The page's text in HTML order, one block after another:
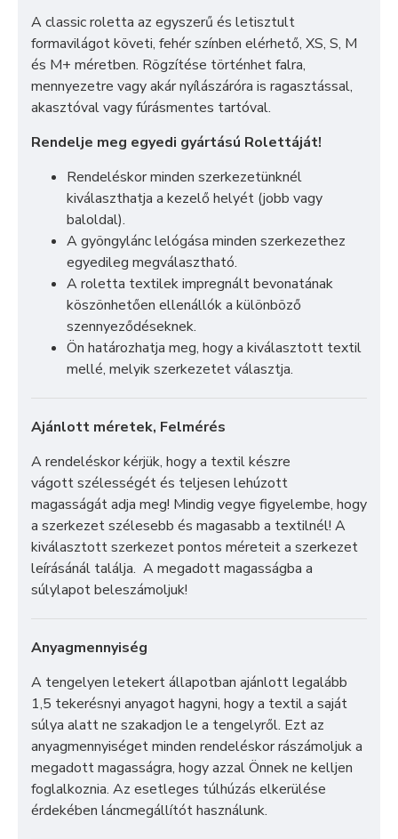
A classic roletta az egyszerű és letisztult
formavilágot követi, fehér színben elérhető, XS, S, M
és M+ méretben. Rögzítése történhet falra,
mennyezetre vagy akár nyílászáróra is ragasztással,
akasztóval vagy fúrásmentes tartóval.
Rendelje meg egyedi gyártású Rolettáját!
Rendeléskor minden szerkezetünknél
kiválaszthatja a kezelő helyét (jobb vagy
baloldal).
A gyöngylánc lelógása minden szerkezethez
egyedileg megválasztható.
A roletta textilek impregnált bevonatának
köszönhetően ellenállók a különböző
szennyeződéseknek.
Ön határozhatja meg, hogy a kiválasztott textil
mellé, melyik szerkezetet választja.
Ajánlott méretek, Felmérés
A rendeléskor kérjük, hogy a textil készre
vágott szélességét és teljesen lehúzott
magasságát adja meg! Mindig vegye figyelembe, hogy
a szerkezet szélesebb és magasabb a textilnél! A
kiválasztott szerkezet pontos méreteit a szerkezet
leírásánál találja. A megadott magasságba a
súlylapot beleszámoljuk!
Anyagmennyiség
A tengelyen letekert állapotban ajánlott legalább
1,5 tekerésnyi anyagot hagyni, hogy a textil a saját
súlya alatt ne szakadjon le a tengelyről. Ezt az
anyagmennyiséget minden rendeléskor rászámoljuk a
megadott magasságra, hogy azzal Önnek ne kelljen
foglalkoznia. Az esetleges túlhúzás elkerülése
érdekében láncmegállítót használunk.